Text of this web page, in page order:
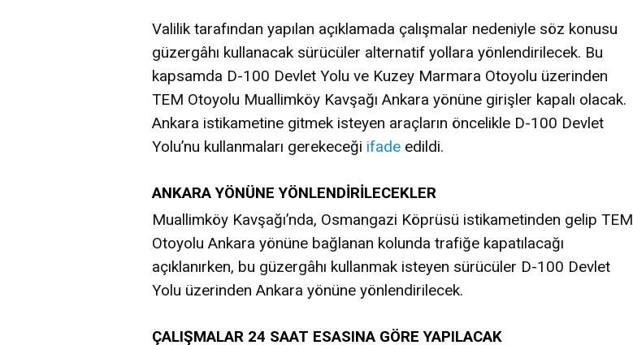
Valilik tarafından yapılan açıklamada çalışmalar nedeniyle söz konusu
güzergâhı kullanacak sürücüler alternatif yollara yönlendirilecek. Bu
kapsamda D-100 Devlet Yolu ve Kuzey Marmara Otoyolu üzerinden
TEM Otoyolu Muallimköy Kavşağı Ankara yönüne girişler kapalı olacak.
Ankara istikametine gitmek isteyen araçların öncelikle D-100 Devlet
Yolu’nu kullanmaları gerekeceği ifade edildi.
ANKARA YÖNÜNE YÖNLENDİRİLECEKLER
Muallimköy Kavşağı’nda, Osmangazi Köprüsü istikametinden gelip TEM
Otoyolu Ankara yönüne bağlanan kolunda trafiğe kapatılacağı
açıklanırken, bu güzergâhı kullanmak isteyen sürücüler D-100 Devlet
Yolu üzerinden Ankara yönüne yönlendirilecek.
ÇALIŞMALAR 24 SAAT ESASINA GÖRE YAPILACAK